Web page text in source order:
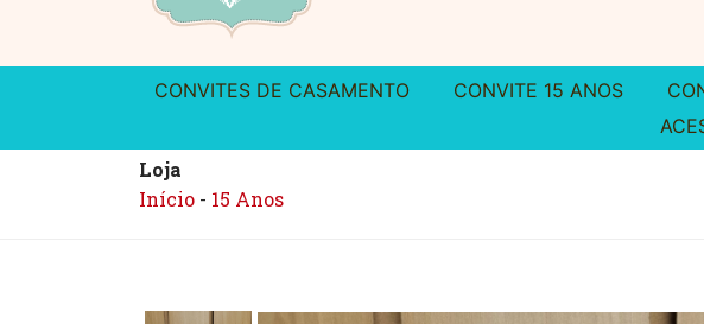
CONVITES DE CASAMENTO CONVITE 15 ANOS
Loja
Início - 15 Anos